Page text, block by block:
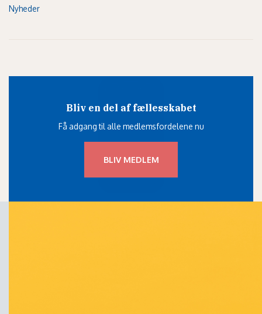
Nyheder
Bliv en del af fællesskabet
Få adgang til alle medlemsfordelene nu
BLIV MEDLEM